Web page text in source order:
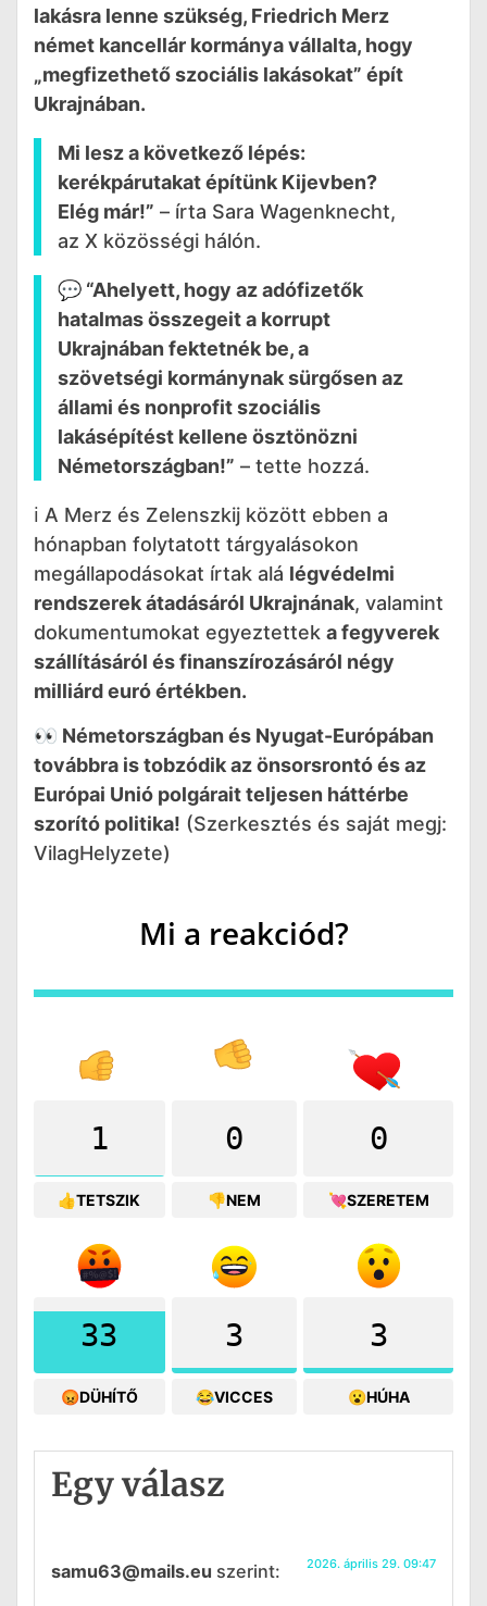
lakásra lenne szükség, Friedrich Merz
német kancellár kormánya vállalta, hogy
„megfizethető szociális lakásokat” épít
Ukrajnában.
Mi lesz a következő lépés:
kerékpárutakat építünk Kijevben?
Elég már!” – írta Sara Wagenknecht,
az X közösségi hálón.
💬 “Ahelyett, hogy az adófizetők
hatalmas összegeit a korrupt
Ukrajnában fektetnék be, a
szövetségi kormánynak sürgősen az
állami és nonprofit szociális
lakásépítést kellene ösztönözni
Németországban!” – tette hozzá.
ℹ️ A Merz és Zelenszkij között ebben a
hónapban folytatott tárgyalásokon
megállapodásokat írtak alá légvédelmi
rendszerek átadásáról Ukrajnának, valamint
dokumentumokat egyeztettek a fegyverek
szállításáról és finanszírozásáról négy
milliárd euró értékben.
👀 Németországban és Nyugat-Európában
továbbra is tobzódik az önsorsrontó és az
Európai Unió polgárait teljesen háttérbe
szorító politika! (Szerkesztés és saját megj:
VilagHelyzete)
Mi a reakciód?
1
👍TETSZIK
0
👎NEM
0
💘SZERETEM
33
😡DÜHÍTŐ
3
😂VICCES
3
😮HÚHA
Egy válasz
samu63@mails.eu szerint: 2026. április 29. 09:47